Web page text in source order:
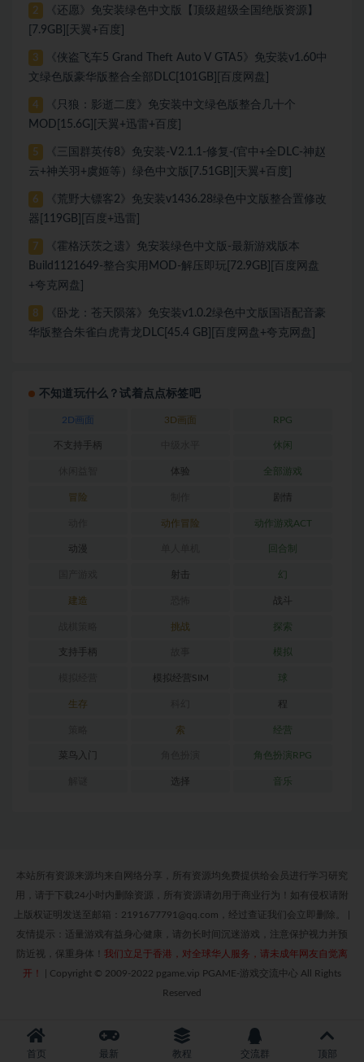
2
《还愿》免安装绿色中文版【顶级超级全国绝版资源】
[7.9GB][天翼+百度]
3
《侠盗飞车5 Grand Theft Auto V GTA5》免安装v1.60中
文绿色版豪华版整合全部DLC[101GB][百度网盘]
4
《只狼：影逝二度》免安装中文绿色版整合几十个
MOD[15.6G][天翼+迅雷+百度]
5
《三国群英传8》免安装-V2.1.1-修复-(官中+全DLC-神赵
云+神关羽+虞姬等）绿色中文版[7.51GB][天翼+百度]
6
《荒野大镖客2》免安装v1436.28绿色中文版整合置修改
器[119GB][百度+迅雷]
7
《霍格沃茨之遗》免安装绿色中文版-最新游戏版本
Build1121649-整合实用MOD-解压即玩[72.9GB][百度网盘
+夸克网盘]
8
《卧龙：苍天陨落》免安装v1.0.2绿色中文版国语配音豪
华版整合朱雀白虎青龙DLC[45.4 GB][百度网盘+夸克网盘]
不知道玩什么？试着点点标签吧
2D画面 3D画面 RPG
不支持手柄 休闲
体验 全部游戏
冒险 剧情
动作冒险 动作游戏ACT
动漫 回合制
射击 幻
建造 战斗
挑战 探索
支持手柄 模拟
模拟经营SIM 球
生存 程
索 经营
菜鸟入门 角色扮演RPG
选择 音乐
本站所有资源来源均来自网络分享，所有资源均免费提供给会员进行学习研究
用，请于下载24小时内删除资源，所有资源请勿用于商业行为！如有侵权请附
上版权证明发送至邮箱：2191677791@qq.com，经过查证我们会立即删除。
友情提示：适量游戏有益身心健康，请勿长时间沉迷游戏，注意保护视力并预
防近视，保重身体！ 我们立足于香港，对全球华人服务，请未成年网友自觉离
开！
Copyright © 2009-2022 pgame.vip PGAME-游戏交流中心 All Rights
Reserved
首页 最新 教程 交流群 顶部